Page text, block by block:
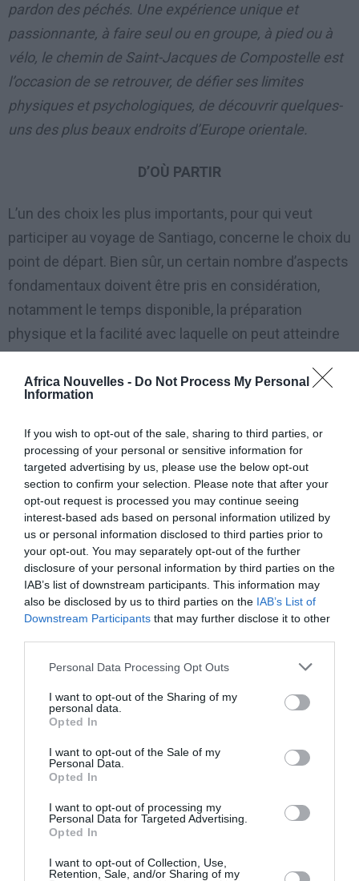
Africa Nouvelles - Do Not Process My Personal
Information
If you wish to opt-out of the sale, sharing to third parties, or
processing of your personal or sensitive information for
targeted advertising by us, please use the below opt-out
section to confirm your selection. Please note that after your
opt-out request is processed you may continue seeing
interest-based ads based on personal information utilized by
us or personal information disclosed to third parties prior to
your opt-out. You may separately opt-out of the further
disclosure of your personal information by third parties on the
IAB’s list of downstream participants. This information may
also be disclosed by us to third parties on the IAB’s List of
Downstream Participants that may further disclose it to other
Personal Data Processing Opt Outs
I want to opt-out of the Sharing of my
personal data.
Opted In
I want to opt-out of the Sale of my
Personal Data.
Opted In
I want to opt-out of processing my
Personal Data for Targeted Advertising.
Opted In
I want to opt-out of Collection, Use,
Retention, Sale, and/or Sharing of my
pardon des péchés. Une expérience unique et
passionnante, à faire seul ou en groupe, à pied ou à
vélo, le chemin de Saint-Jacques de Compostelle est
l’occasion de se retrouver, de défier ses limites
physiques et psychologiques, de découvrir quelques-
uns des plus beaux endroits d’Europe orientale.
D’OÙ PARTIR
L’un des choix les plus importants, pour qui veut
participer au voyage de Santiago, concerne le choix du
point de départ. Bien sûr, un certain nombre d’aspects
fondamentaux doivent être pris en considération,
notamment le temps disponible, la préparation
physique et la facilité avec laquelle on peut atteindre
bus. Pour compléter un itinéraire complet, comme le
moins 30 jours, ce qui est un temps considérable
pour la plupart des gens.
Pour cette raison, il est conseillé d’opter pour une
version réduite, en respectant la contrainte de 100 km
si on veut obtenir le certificat de la Compostelle, une
fois qu’on a atteint sa destination.
La route française est certainement la plus organisée,
la moins exigeante et la moins sûre, où l’on peut
trouver plusieurs villes facilement accessibles par
avion ou par train depuis notre pays. Alternativement,
environ 10 jours de marche de Porto ou environ 6/7
L’un des doutes les plus fréquents qui assaillent qui
veut participer au pèlerinage, est celui d’effectuer la
marche à pied ou à vélo. Le mode classique est